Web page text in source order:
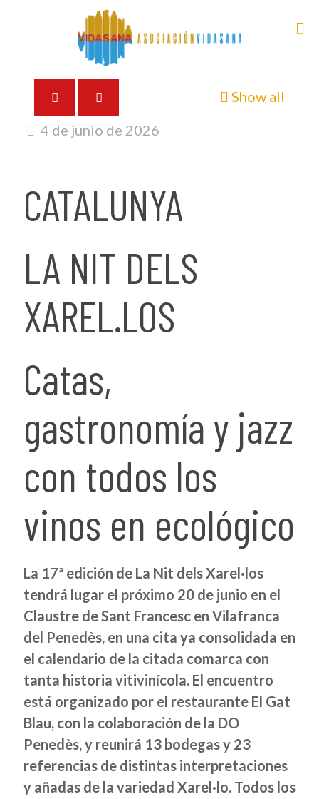
Show all
4 de junio de 2026
CATALUNYA
LA NIT DELS
XAREL.LOS
Catas,
gastronomía y jazz
con todos los
vinos en ecológico
La 17ª edición de La Nit dels Xarel·los
tendrá lugar el próximo 20 de junio en el
Claustre de Sant Francesc en Vilafranca
del Penedès, en una cita ya consolidada en
el calendario de la citada comarca con
tanta historia vitivinícola. El encuentro
está organizado por el restaurante El Gat
Blau, con la colaboración de la DO
Penedès, y reunirá 13 bodegas y 23
referencias de distintas interpretaciones
y añadas de la variedad Xarel·lo. Todos los